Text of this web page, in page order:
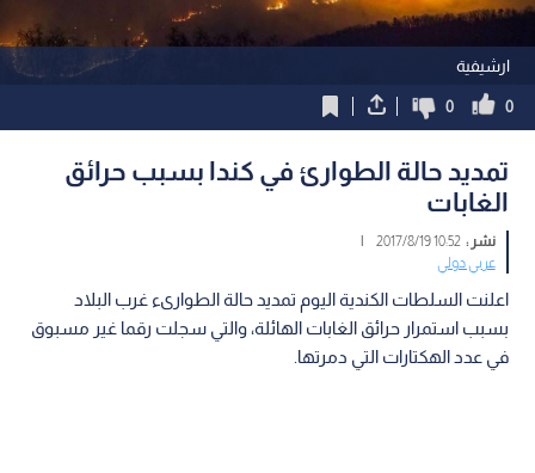
ارشيفية
0
0
تمديد حالة الطوارئ في كندا بسبب حرائق
الغابات
نشر :10:52 2017/8/19
|
عربي دولي
اعلنت السلطات الكندية اليوم تمديد حالة الطوارىء غرب البلاد
بسبب استمرار حرائق الغابات الهائلة، والتي سجلت رقما غير مسبوق
في عدد الهكتارات التي دمرتها.